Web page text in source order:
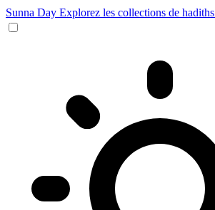
Sunna Day Explorez les collections de hadiths